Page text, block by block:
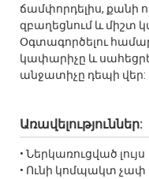
ճամփորդելիս, քանի
զբաղեցնում և միշտ
Օգտագործելու
կափարիչը և
անջատիչը դեպի վեր:
Առավելություններ:
• Ներկառուցված լույս
• Ունի կոմպակտ չափ